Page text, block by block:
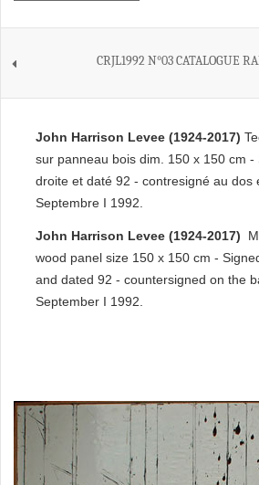
CRJL1992 N°03 CATALOGUE
John Harrison Levee (1924-2017)
sur panneau bois dim. 150 x 150 cm -
droite et daté 92 - contresigné au dos
Septembre I 1992.
John Harrison Levee (1924-2017)
wood panel size 150 x 150 cm -
and dated 92 - countersigned on the
September I 1992.